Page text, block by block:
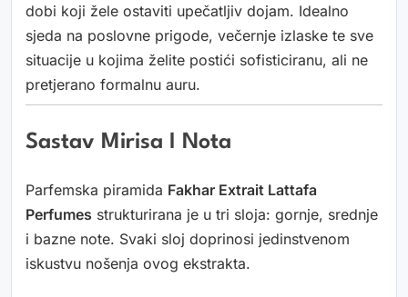
dobi koji žele ostaviti upečatljiv dojam. Idealno
sjeda na poslovne prigode, večernje izlaske te sve
situacije u kojima želite postići sofisticiranu, ali ne
pretjerano formalnu auru.
Sastav Mirisa I Nota
Parfemska piramida Fakhar Extrait Lattafa
Perfumes strukturirana je u tri sloja: gornje, srednje
i bazne note. Svaki sloj doprinosi jedinstvenom
iskustvu nošenja ovog ekstrakta.